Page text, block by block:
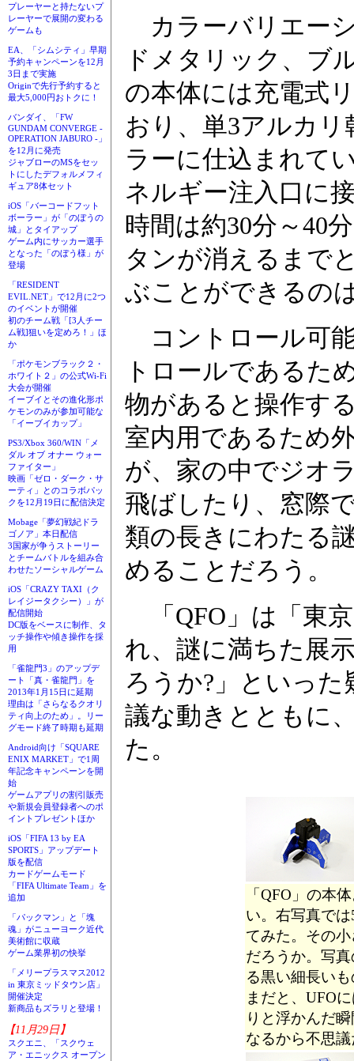
プレーヤーと持たないプ
レーヤーで展開の変わる
ゲームも
EA、「シムシティ」早期
予約キャンペーンを12月
3日まで実施
Originで先行予約すると
最大5,000円おトクに！
バンダイ、「FW
GUNDAM CONVERGE -
OPERATION JABURO -」
を12月に発売
ジャブローのMSをセッ
トにしたデフォルメフィ
ギュア8体セット
iOS「バーコードフット
ボーラー」が「のぼうの
城」とタイアップ
ゲーム内にサッカー選手
となった「のぼう様」が
登場
「RESIDENT
EVIL.NET」で12月に2つ
のイベントが開催
初のチーム戦「[3人チー
ム戦]狙いを定めろ！」ほ
か
「ポケモンブラック２・
ホワイト２」の公式Wi-Fi
大会が開催
イーブイとその進化形ポ
ケモンのみが参加可能な
「イーブイカップ」
PS3/Xbox 360/WIN「メ
ダル オブ オナー ウォー
ファイター」
映画「ゼロ・ダーク・サ
ーティ」とのコラボパッ
クを12月19日に配信決定
Mobage「夢幻戦紀ドラ
ゴノア」本日配信
3国家が争うストーリー
とチームバトルを組み合
わせたソーシャルゲーム
iOS「CRAZY TAXI（ク
レイジータクシー）」が
配信開始
DC版をベースに制作、タ
ッチ操作や傾き操作を採
用
「雀龍門3」のアップデ
ート「真・雀龍門」を
2013年1月15日に延期
理由は「さらなるクオリ
ティ向上のため」。リー
グモード終了時期も延期
Android向け「SQUARE
ENIX MARKET」で1周
年記念キャンペーンを開
始
ゲームアプリの割引販売
や新規会員登録者へのポ
イントプレゼントほか
iOS「FIFA 13 by EA
SPORTS」アップデート
版を配信
カードゲームモード
「FIFA Ultimate Team」を
追加
「パックマン」と「塊
魂」がニューヨーク近代
美術館に収蔵
ゲーム業界初の快挙
「メリープラスマス2012
in 東京ミッドタウン店」
開催決定
新商品もズラリと登場！
【11月29日】
スクエニ、「スクウェ
ア・エニックス オープン
カラーバリエー
ドメタリック、ブ
の本体には充電式
おり、単3アルカ
ラーに仕込まれて
ネルギー注入口に
時間は約30分～40
タンが消えるまで
ぶことができるの
コントロール可
トロールであるた
物があると操作す
室内用であるため
が、家の中でジオ
飛ばしたり、窓際
類の長きにわたる
めることだろう。
「QFO」は「東
れ、謎に満ちた展
ろうか?」といっ
議な動きとともに
た。
「QFO」の本
い。右写真で
てみた。その
だろうか。写
る黒い細長い
まだと、UFO
りと浮かんだ
なるから不思議